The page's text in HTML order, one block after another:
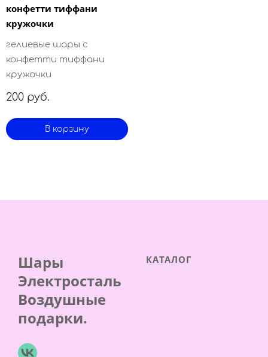
конфетти тиффани
кружочки
гелиевые шары с
конфетти тиффани
кружочки
200 руб.
В корзину
Шары
Электросталь
Воздушные
подарки.
КАТАЛОГ